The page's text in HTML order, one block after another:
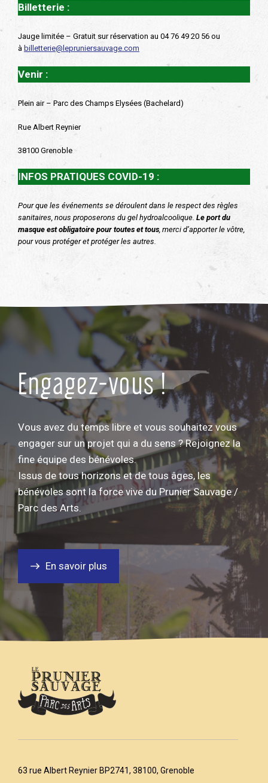
Billetterie :
Jauge limitée – Gratuit sur réservation au 04 76 49 20 56 ou
à billetterie@lepruniersauvage.com
Venir :
Plein air – Parc des Champs Elysées (Bachelard)
Rue Albert Reynier
38100 Grenoble
INFOS PRATIQUES COVID-19 :
Pour que les événements se déroulent dans le respect des règles
sanitaires, nous proposerons du gel hydroalcoolique. Le port du
masque est obligatoire pour toutes et tous, merci d’apporter le vôtre,
pour vous protéger et protéger les autres.
Engagez-vous !
Vous avez du temps libre et vous souhaitez vous
engager sur un projet qui a du sens ? Rejoignez la
fine équipe des bénévoles.
Issus de tous horizons et de tous âges, les
bénévoles sont la force vive du Prunier Sauvage /
Parc des Arts.
En savoir plus
63 rue Albert Reynier BP2741, 38100, Grenoble